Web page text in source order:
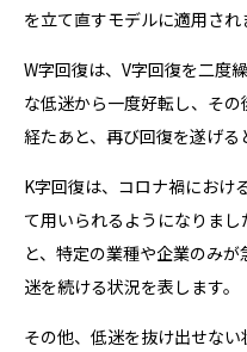
を立て直すモデルに適用され
W字回復は、V字回復を二度
な低迷から一度好転し、そ
経たあと、再び回復を遂げる
K字回復は、コロナ禍におけ
て用いられるようになりま
と、特定の業種や企業のみ
迷を続ける状況を表します。
その他、低迷を抜け出せな